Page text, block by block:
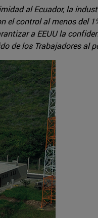
al Ecuador, la
el control al menos del
a EEUU la
de los Trabajadores al